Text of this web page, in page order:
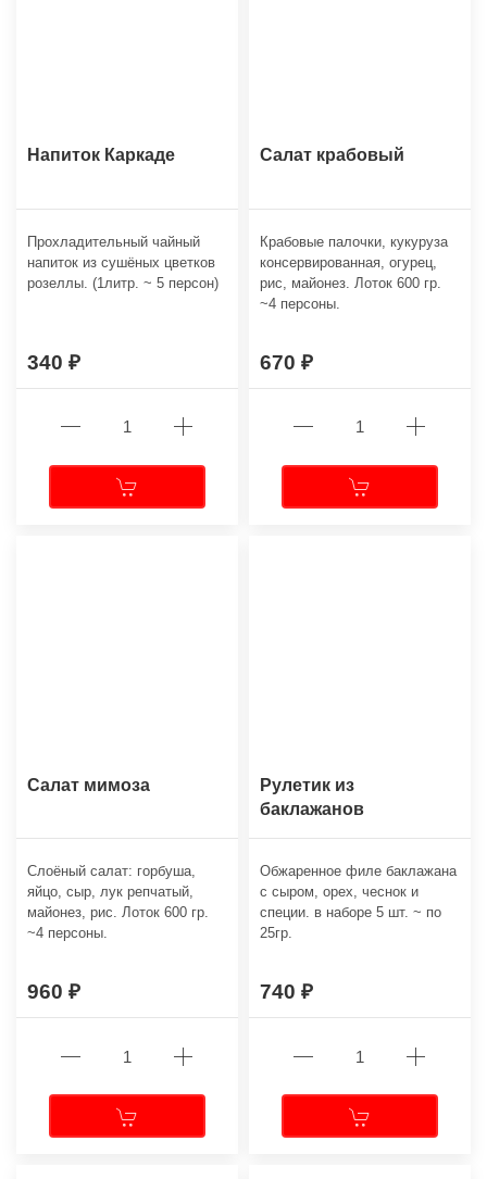
Напиток Каркаде
Прохладительный чайный
напиток из сушёных цветков
розеллы. (1литр. ~ 5 персон)
340
Салат крабовый
Крабовые палочки, кукуруза
консервированная, огурец,
рис, майонез. Лоток 600 гр.
~4 персоны.
670
Салат мимоза
Слоёный салат: горбуша,
яйцо, сыр, лук репчатый,
майонез, рис. Лоток 600 гр.
~4 персоны.
960
Рулетик из
баклажанов
Обжаренное филе баклажана
с сыром, орех, чеснок и
специи. в наборе 5 шт. ~ по
25гр.
740